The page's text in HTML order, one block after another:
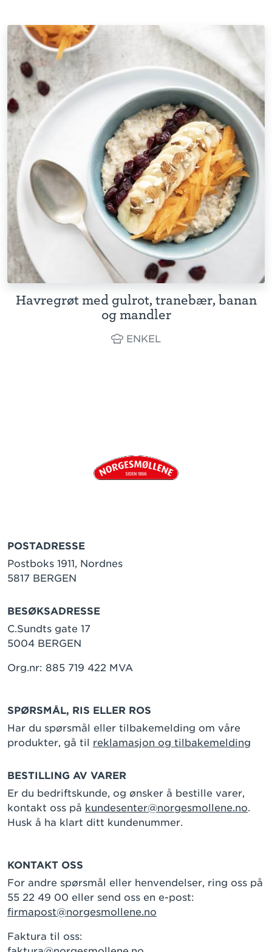
Havregrøt med gulrot, tranebær, banan
og mandler
ENKEL
POSTADRESSE
Postboks 1911, Nordnes
5817 BERGEN
BESØKSADRESSE
C.Sundts gate 17
5004 BERGEN
Org.nr: 885 719 422 MVA
SPØRSMÅL, RIS ELLER ROS
Har du spørsmål eller tilbakemelding om våre
produkter, gå til reklamasjon og tilbakemelding
BESTILLING AV VARER
Er du bedriftskunde, og ønsker å bestille varer,
kontakt oss på kundesenter@norgesmollene.no.
Husk å ha klart ditt kundenummer.
KONTAKT OSS
For andre spørsmål eller henvendelser, ring oss på
55 22 49 00 eller send oss en e-post:
firmapost@norgesmollene.no
Faktura til oss: